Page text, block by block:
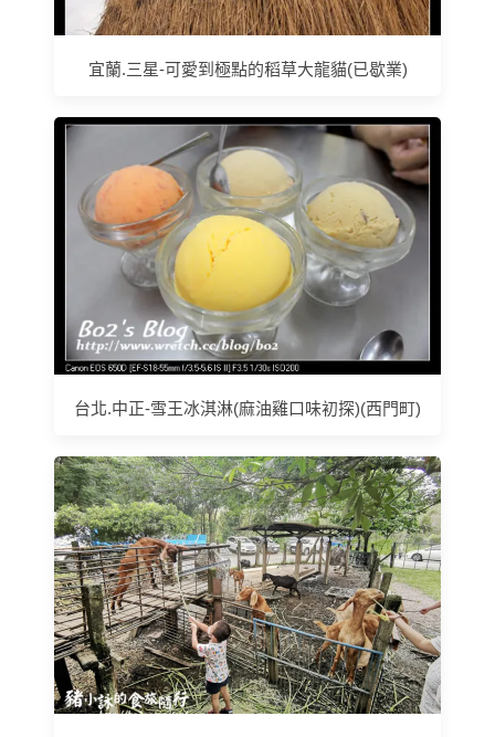
宜蘭.三星-可愛到極點的稻草大龍貓(已歇業)
台北.中正-雪王冰淇淋(麻油雞口味初探)(西門町)